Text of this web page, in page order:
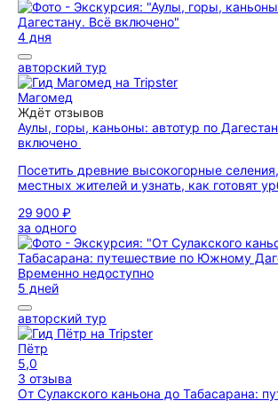
4 дня
авторский тур
Магомед
Ждёт отзывов
Аулы, горы, каньоны: автотур по
включено
Посетить древние высокогорные
местных жителей и узнать, как готовят
29 900 ₽
за одного
Временно недоступно
5 дней
авторский тур
Пётр
5,0
3 отзыва
От Сулакского каньона до Табасарана: